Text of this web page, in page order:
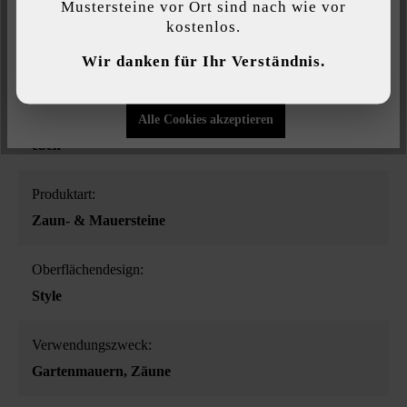
basalt-schattiert
Oberflächenstruktur:
eben
Produktart:
Zaun- & Mauersteine
Oberflächendesign:
Style
Verwendungszweck:
Gartenmauern, Zäune
Individuelle Einstellungen
Alle Cookies akzeptieren
Mustersteine vor Ort sind nach wie vor
kostenlos.
Wir danken für Ihr Verständnis.